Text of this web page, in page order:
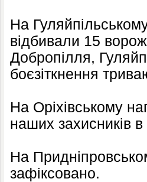
На
відбивали 15
Добропілля,
боєзіткнення
На Оріхівському
наших захисників в
На
зафіксовано.